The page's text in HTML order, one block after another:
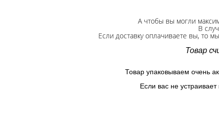
А чтобы вы могли
В
Если доставку оплачиваете вы, то
Товар
Товар упаковываем очень
Если вас не